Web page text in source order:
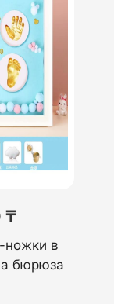
₸
ножки в
бюрюза